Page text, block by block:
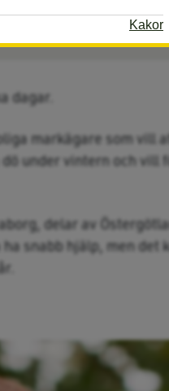
dagar.
markägare som vill
under vintern och vill
delar av
snabb hjälp, men det
Kakor